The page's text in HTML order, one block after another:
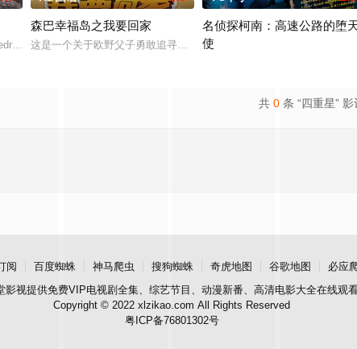
位少女在此谱写短暂却珍贵的相遇篇章。不久的未来……东京的 17 岁高中
、山神Sorrel、孤儿Ben，因银龙的家园无法继续居住，共同踏上去喜
森巴幸福岛之我要回家
这是一个关于欧野父子勇敢追寻回家道路的故事，父子二人意外沦落
名侦探柯南：高速公路的堕
使
共 0 条 “四重星” 影
阅 百度蜘蛛 神马爬虫 搜狗蜘蛛 奇虎地图 谷歌地图
必应
影视提供免费VIP电视剧全集、综艺节目、动漫新番、高清电影大全在线观
Copyright © 2022 xlzikao.com All Rights Reserved
粤ICP备76801302号